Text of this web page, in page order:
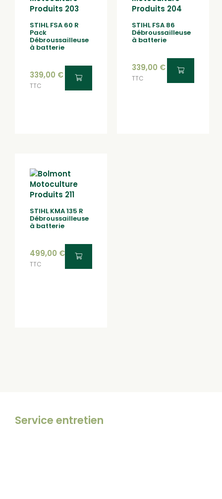
STIHL FSA 60 R
Pack
Débroussailleuse
à batterie
339,00 €
TTC
STIHL FSA 86
Débroussailleuse
à batterie
339,00 €
TTC
STIHL KMA 135 R
Débroussailleuse
à batterie
499,00 €
TTC
Service entretien